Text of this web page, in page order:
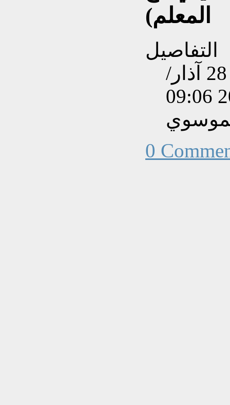
المعلم)
التفاصيل
تم إنشاءه بتاريخ السبت, 28 آذار/
0